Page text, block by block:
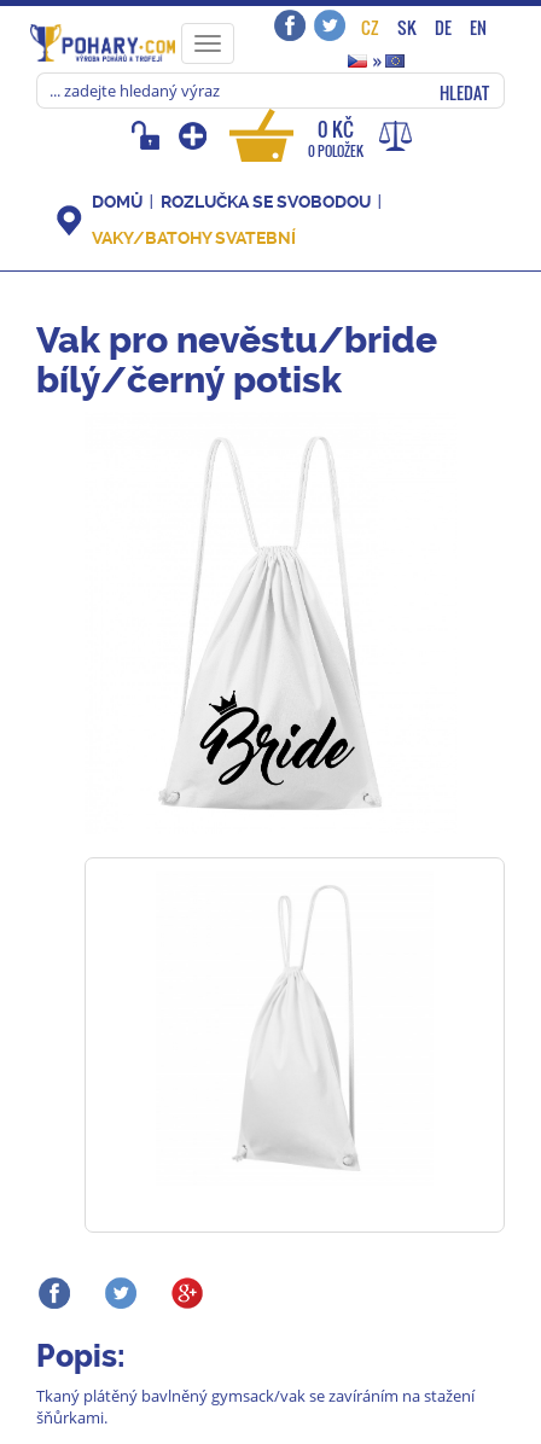
Toggle
navigation
CZ SK DE
EN
»
HLEDAT
0 KČ
0 POLOŽEK
DOMŮ
ROZLUČKA SE SVOBODOU
VAKY/BATOHY SVATEBNÍ
Vak pro nevěstu/bride
bílý/černý potisk
Popis:
Tkaný plátěný bavlněný gymsack/vak se zavíráním na stažení
šňůrkami.